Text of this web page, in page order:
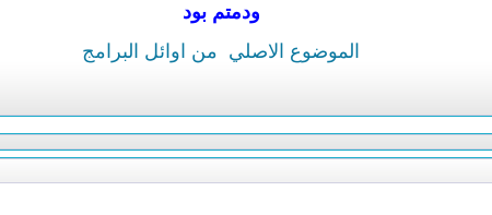
ودمتم بود
الموضوع الاصلي من اوائل البرامج